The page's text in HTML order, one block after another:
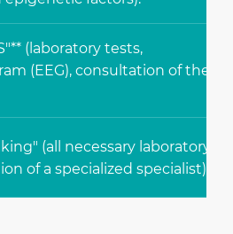
(laboratory tests,
(EEG), consultation of the
(all necessary laboratory
of a specialized specialist).